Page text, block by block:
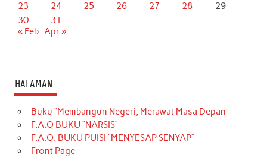
23
24 25 26 27 28
29
30
31
« Feb Apr »
HALAMAN
Buku “Membangun Negeri, Merawat Masa Depan
F.A.Q BUKU “NARSIS”
F.A.Q. BUKU PUISI “MENYESAP SENYAP”
Front Page